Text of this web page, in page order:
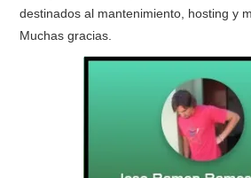
destinados al mantenimiento, hosting y
Muchas gracias.